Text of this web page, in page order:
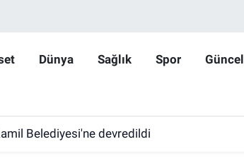
Dünya Sağlık Spor Güncel
Belediyesi'ne devredildi